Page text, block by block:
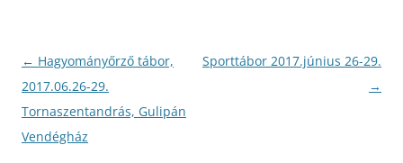
Bejegyzés
navigáció
← Hagyományőrző tábor,
2017.06.26-29.
Tornaszentandrás, Gulipán
Vendégház
Sporttábor 2017.június 26-29.
→